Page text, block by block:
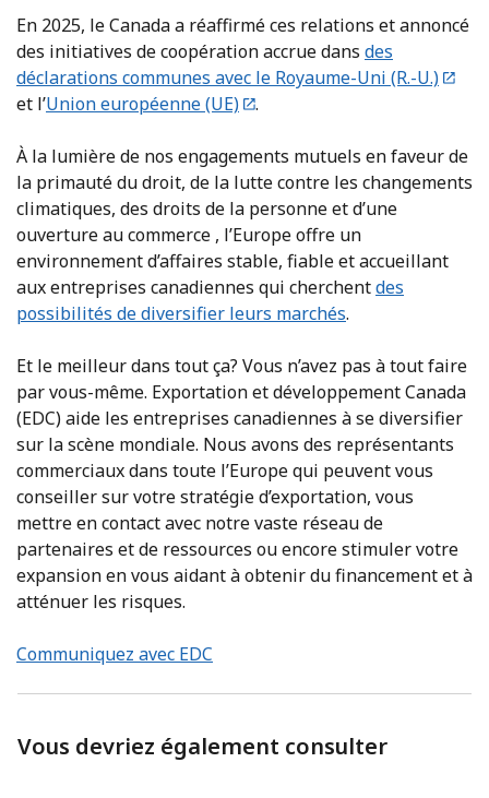
En 2025, le Canada a réaffirmé ces relations et annoncé
des initiatives de coopération accrue dans des
déclarations communes avec le Royaume-Uni (R.-U.)
et l’Union européenne (UE) .
À la lumière de nos engagements mutuels en faveur de
la primauté du droit, de la lutte contre les changements
climatiques, des droits de la personne et d’une
ouverture au commerce , l’Europe offre un
environnement d’affaires stable, fiable et accueillant
aux entreprises canadiennes qui cherchentdes
possibilités de diversifier leurs marchés.
Et le meilleur dans tout ça? Vous n’avez pas à tout faire
par vous-même. Exportation et développement Canada
(EDC) aide les entreprises canadiennes à se diversifier
sur la scène mondiale. Nous avons des représentants
commerciaux dans toute l’Europe qui peuvent vous
conseiller sur votre stratégie d’exportation, vous
mettre en contact avec notre vaste réseau de
partenaires et de ressources ou encore stimuler votre
expansion en vous aidant à obtenir du financement et à
atténuer les risques.
Communiquez avec EDC
Vous devriez également consulter